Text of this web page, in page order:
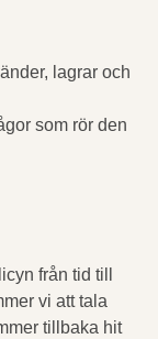
lagrar och
som rör den
från tid till
vi att tala
tillbaka hit